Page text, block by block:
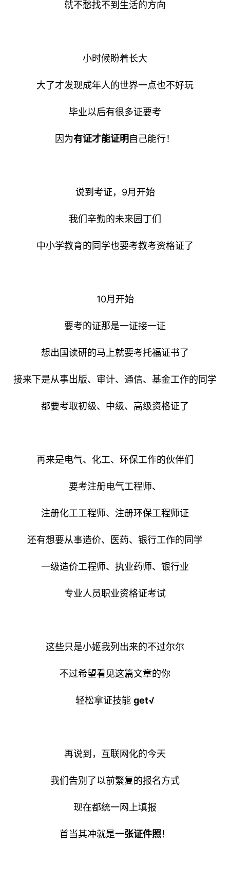
就不愁找不到生活的方向
小时候盼着长大
大了才发现成年人的世界一点也不好玩
毕业以后有很多证要考
因为有证才能证明 自己能行！
说到考证，9月开始
我们辛勤的未来园丁们
中小学教育的同学也要考教考资格证了
10月开始
要考的证那是一证接一证
想出国读研的马上就要考托福证书了
接来下是从事出版、审计、通信、基金工作的同学
都要考取初级、中级、高级资格证了
再来是电气、化工、环保工作的伙伴们
要考注册电气工程师、
注册化工工程师、注册环保工程师证
还有想要从事造价、医药、银行工作的同学
一级造价工程师、执业药师、银行业
专业人员职业资格证考试
这些只是小姬我列出来的不过尔尔
不过希望看见这篇文章的你
轻松拿证技能 get√
再说到，互联网化的今天
我们告别了以前繁复的报名方式
现在都统一网上填报
首当其冲就是一张证件照！